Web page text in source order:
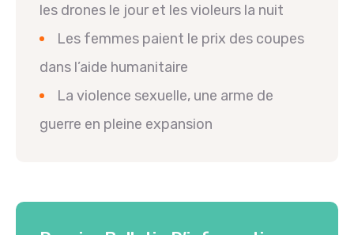
les drones le jour et les violeurs la nuit
Les femmes paient le prix des coupes
dans l’aide humanitaire
La violence sexuelle, une arme de
guerre en pleine expansion